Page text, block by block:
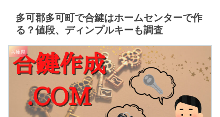
多可郡多可町で合鍵はホームセンターで作
る？値段、ディンプルキーも調査
兵庫県